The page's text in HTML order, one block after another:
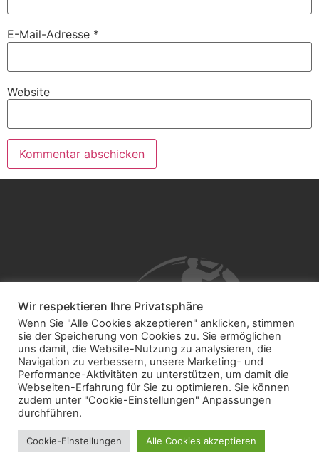
E-Mail-Adresse *
Website
Wir respektieren Ihre Privatsphäre
Wenn Sie "Alle Cookies akzeptieren" anklicken, stimmen
sie der Speicherung von Cookies zu. Sie ermöglichen
uns damit, die Website-Nutzung zu analysieren, die
Navigation zu verbessern, unsere Marketing- und
Performance-Aktivitäten zu unterstützen, um damit die
Webseiten-Erfahrung für Sie zu optimieren. Sie können
zudem unter "Cookie-Einstellungen" Anpassungen
durchführen.
Cookie-Einstellungen Alle Cookies akzeptieren